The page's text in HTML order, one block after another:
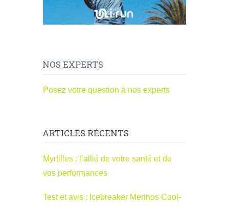
NOS EXPERTS
Posez votre question à nos experts
ARTICLES RÉCENTS
Myrtilles : l’allié de votre santé et de
vos performances
Test et avis : Icebreaker Merinos Cool-